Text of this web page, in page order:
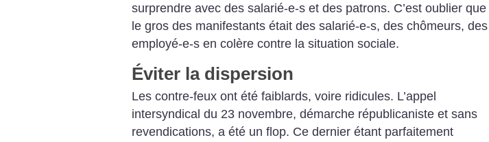
surprendre avec des salarié-e-s et des patrons. C’est oublier que
le gros des manifestants était des salarié-e-s, des chômeurs, des
employé-e-s en colère contre la situation sociale.
Éviter la dispersion
Les contre-feux ont été faiblards, voire ridicules. L’appel
intersyndical du 23 novembre, démarche républicaniste et sans
revendications, a été un flop. Ce dernier étant parfaitement